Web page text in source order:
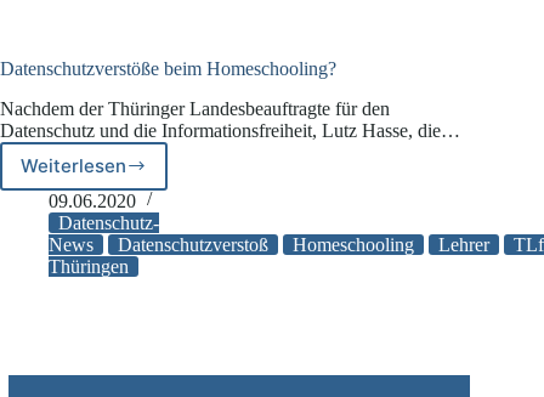
Datenschutzverstöße beim Homeschooling?
Nachdem der Thüringer Landesbeauftragte für den
Datenschutz und die Informationsfreiheit, Lutz Hasse, die…
WeiterlesenDatenschutzverstöße
beim
Homeschooling?
09.06.2020
Datenschutz-
News
Datenschutzverstoß Homeschooling Lehrer
Thüringen